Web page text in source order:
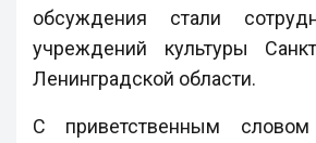
обсуждения стали
учреждений культуры
Ленинградской области.
С приветственным